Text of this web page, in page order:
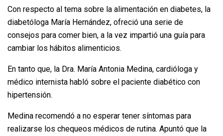
Con respecto al tema sobre la alimentación en diabetes, la
diabetóloga María Hernández, ofreció una serie de
consejos para comer bien, a la vez impartió una guía para
cambiar los hábitos alimenticios.
En tanto que, la Dra. María Antonia Medina, cardióloga y
médico internista habló sobre el paciente diabético con
hipertensión.
Medina recomendó a no esperar tener síntomas para
realizarse los chequeos médicos de rutina. Apuntó que la